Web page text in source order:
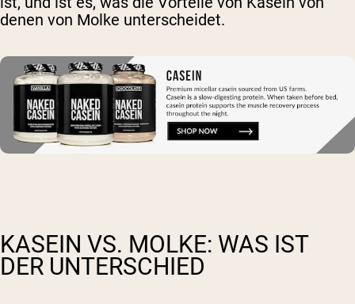
denen von Molke unterscheidet.
KASEIN VS. MOLKE: WAS IST
DER UNTERSCHIED